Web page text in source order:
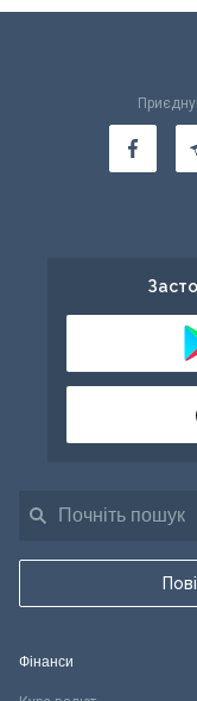
Фінанси